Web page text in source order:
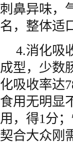
刺鼻异味，
名，整体适
4.消化吸
成型，少数
化吸收率达
食用无明显
用，得1分
契合大众刚